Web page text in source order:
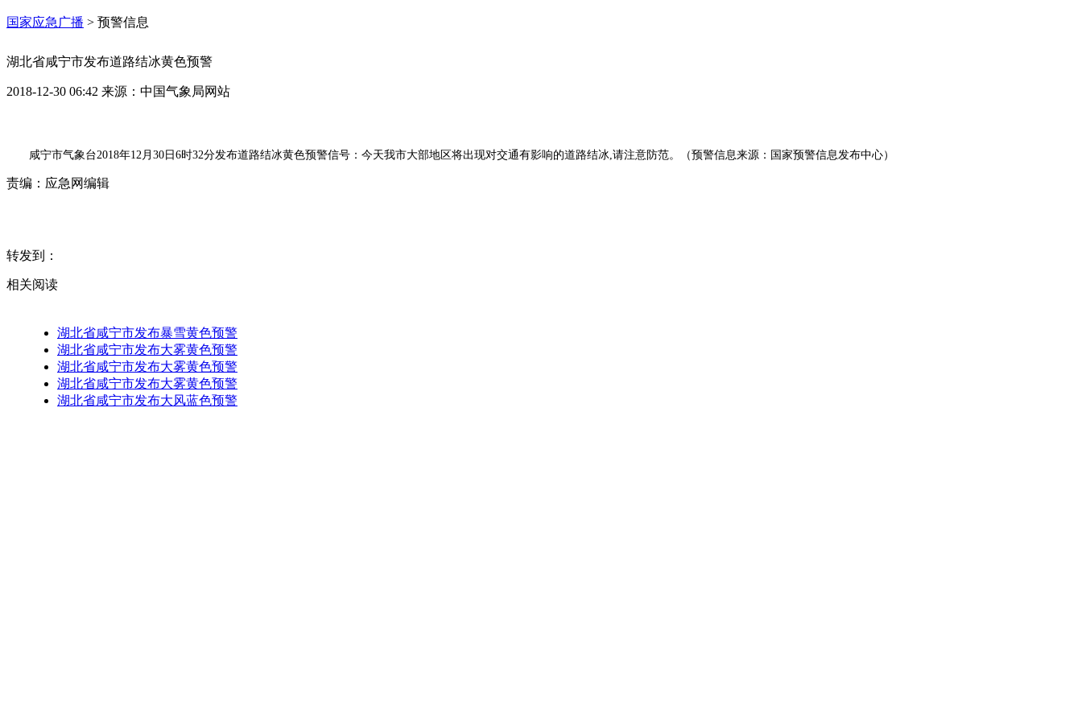
国家应急广播 > 预警信息
湖北省咸宁市发布道路结冰黄色预警
2018-12-30 06:42 来源： 中国气象局网站
咸宁市气象台2018年12月30日6时32分发布道路结冰黄色预警信号：今天我市大部地区将出现对交通有影响的道路结冰,请注意防范。（预警信息来源：国家预警信息发布中心）
责编： 应急网编辑
转发到：
相关阅读
湖北省咸宁市发布暴雪黄色预警
湖北省咸宁市发布大雾黄色预警
湖北省咸宁市发布大雾黄色预警
湖北省咸宁市发布大雾黄色预警
湖北省咸宁市发布大风蓝色预警